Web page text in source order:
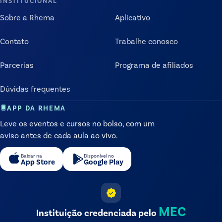
Sobre a Rhema Aplicativo
Contato Trabalhe conosco
Parcerias Programa de afiliados
Dúvidas frequentes
APP DA RHEMA
Leve os eventos e cursos no bolso, com um
aviso antes de cada aula ao vivo.
Baixar na
App Store
Disponível no
Google Play
Instituição credenciada pelo MEC